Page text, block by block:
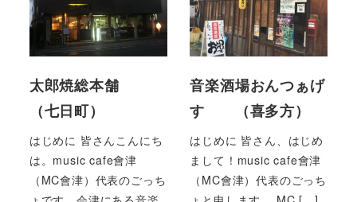
太郎焼総本舗
（七日町）
はじめに 皆さんこんにち
は。music cafe會津
（MC會津）代表のごっち
音楽酒場おんつぁげ
す （喜多方）
はじめに 皆さん、はじめ
まして！music cafe會津
（MC會津）代表のごっち